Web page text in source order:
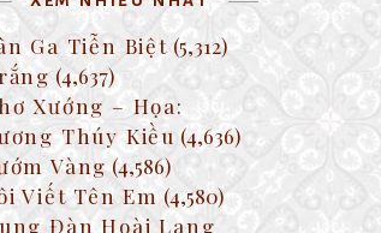
Ga Tiễn Biệt (5,312)
(4,637)
Xướng – Họa:
Thúy Kiều (4,636)
Vàng (4,586)
Viết Tên Em (4,580)
Đàn Hoài Lang